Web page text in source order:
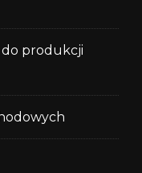
produkcji